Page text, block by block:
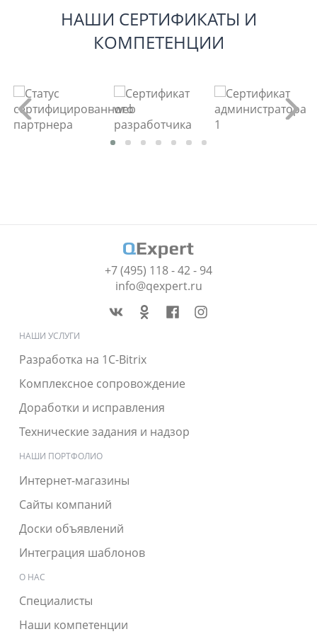
НАШИ СЕРТИФИКАТЫ И
КОМПЕТЕНЦИИ
+7 (495) 118 - 42 - 94
info@qexpert.ru
НАШИ УСЛУГИ
Разработка на 1C-Bitrix
Комплексное сопровождение
Доработки и исправления
Технические задания и надзор
НАШИ ПОРТФОЛИО
Интернет-магазины
Сайты компаний
Доски объявлений
Интеграция шаблонов
О НАС
Специалисты
Наши компетенции